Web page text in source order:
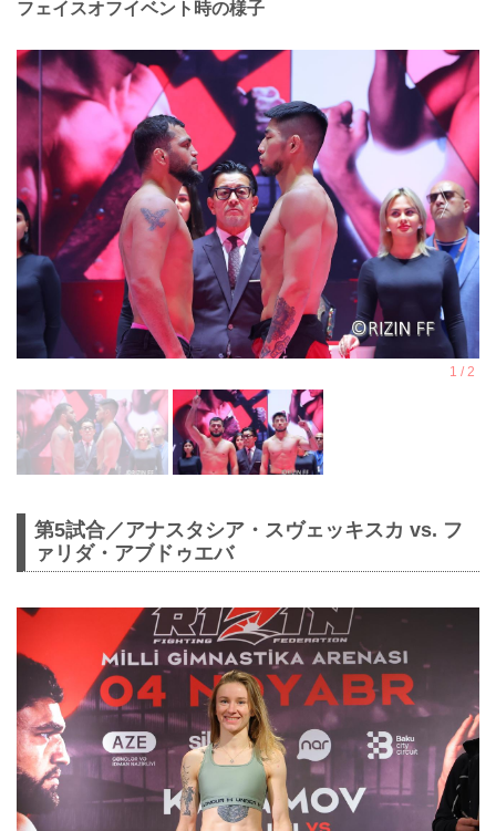
フェイスオフイベント時の様子
第5試合／アナスタシア・スヴェッキスカ vs. フ
ァリダ・アブドゥエバ